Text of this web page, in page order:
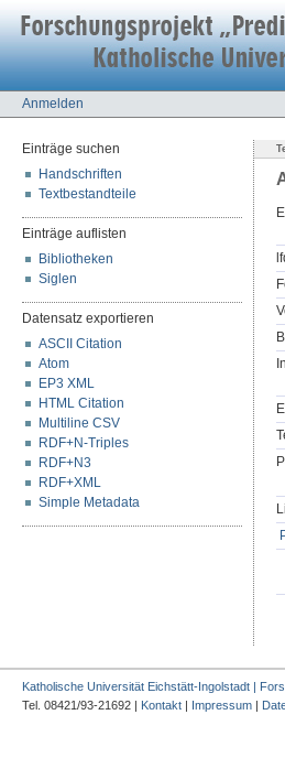
Anmelden
Einträge suchen
Handschriften
Textbestandteile
Einträge auflisten
Bibliotheken
Siglen
Datensatz exportieren
ASCII Citation
Atom
EP3 XML
HTML Citation
Multiline CSV
RDF+N-Triples
RDF+N3
RDF+XML
Simple Metadata
Katholische Universität Eichstätt-Ingolstadt |
Tel. 08421/93-21692 | Kontakt | Impressum |